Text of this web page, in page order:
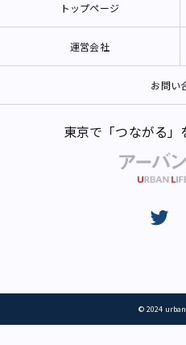
トップページ
運営会社
お問い
東京で「つながる
© 2024